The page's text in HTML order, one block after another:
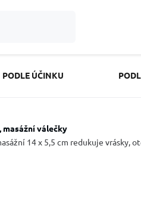
PODLE ÚČINKU
masážní válečky
14 x 5,5 cm redukuje vrásky,